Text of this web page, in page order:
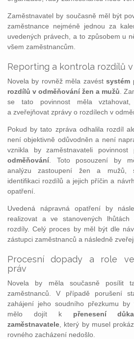
Zaměstnavatel by současně měl být
zaměstnance nejméně jednou za
uvedených právech, a to způsobem u
všem zaměstnancům.
Reporting a kontrola rozdílů
Novela by rovněž měla zavéstsystém
rozdílů v odměňování žen a mužů .
se tato povinnost měla
a zveřejňovat zprávy o rozdílech v
Pokud by tato zpráva odhalila rozdíl
není objektivně odůvodněn a není
vznikla by zaměstnavateli povinnost
odměňování . Toto posouzení by
analýzu zastoupení žen a mužů,
identifikaci rozdílů a jejich příčin a
opatření.
Uvedená nápravná opatření by
realizovat a ve stanovených lhůtách
rozdíly. Celý proces by měl být dle
zástupci zaměstnanců a následně
Procesní dopady a role
práv
Novela by měla současně posílit
zaměstnanců. V případě porušení
zahájení jeho soudního přezkumu
mělo dojít k přenesení
zaměstnavatele , který by musel
rovného zacházení nedošlo.